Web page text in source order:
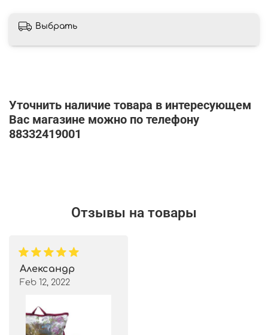
Выбрать
Уточнить наличие товара в интересующем
Вас магазине можно по телефону
88332419001
Отзывы на товары
Александр
Feb 12, 2022